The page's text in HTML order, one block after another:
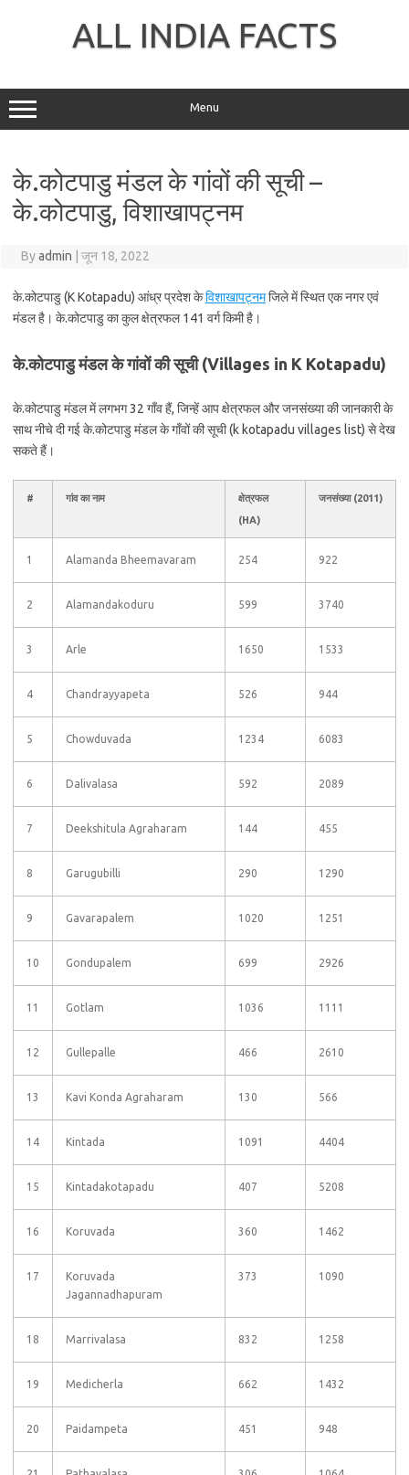
ALL INDIA FACTS
Menu
के.कोटपाडु मंडल के गांवों की सूची –
के.कोटपाडु, विशाखापट्नम
Byadmin जून 18, 2022
के.कोटपाडु (K Kotapadu) आंध्र प्रदेश केविशाखापट्नमजिले में स्थित एक नगर एवं
मंडल है। के.कोटपाडु का कुल क्षेत्रफल 141 वर्ग किमी है।
के.कोटपाडु मंडल के गांवों की सूची (Villages in K Kotapadu)
के.कोटपाडु मंडल में लगभग 32 गाँव हैं, जिन्हें आप क्षेत्रफल और जनसंख्या की जानकारी के
साथ नीचे दी गई के.कोटपाडु मंडल के गाँवों की सूची (k kotapadu villages list) से देख
सकते हैं।
# गांव का नाम
क्षेत्रफल
(HA)
जनसंख्या (2011)
1 Alamanda Bheemavaram 254 922
2 Alamandakoduru 599 3740
3 Arle 1650 1533
4 Chandrayyapeta 526 944
5 Chowduvada 1234 6083
6 Dalivalasa 592 2089
7 Deekshitula Agraharam 144 455
8 Garugubilli 290 1290
9 Gavarapalem 1020 1251
10 Gondupalem 699 2926
11 Gotlam 1036 1111
12 Gullepalle 466 2610
13 Kavi Konda Agraharam 130 566
14 Kintada 1091 4404
15 Kintadakotapadu 407 5208
16 Koruvada 360 1462
17
Koruvada
Jagannadhapuram
373 1090
18 Marrivalasa 832 1258
19 Medicherla 662 1432
20 Paidampeta 451 948